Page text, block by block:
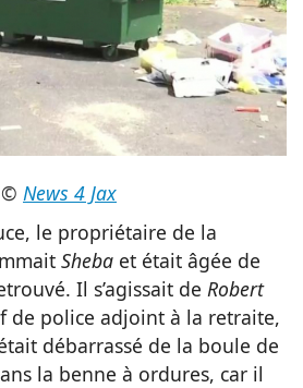
© News 4 Jax
le propriétaire de la
Sheba et était âgée de
Il s’agissait de Robert
de police adjoint à la retraite,
débarrassé de la boule de
la benne à ordures, car il